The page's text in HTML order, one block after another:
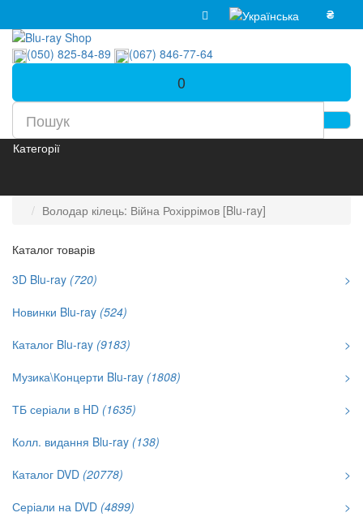
₴
(050) 825-84-89 (067) 846-77-64
0
Категорії
Володар кілець: Війна Рохіррімов [Blu-ray]
Каталог товарів
3D Blu-ray (720)
>
Новинки Blu-ray (524)
Каталог Blu-ray (9183)
>
Музика\Концерти Blu-ray (1808)
>
ТБ серіали в HD (1635)
>
Колл. видання Blu-ray (138)
Каталог DVD (20778)
>
Серіали на DVD (4899)
>